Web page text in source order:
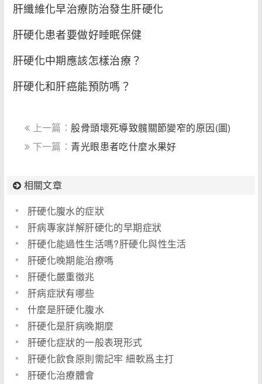
肝纖維化早治療防治發生肝硬化
肝硬化患者要做好睡眠保健
肝硬化中期應該怎樣治療？
肝硬化和肝癌能預防嗎？
上一篇： 股骨頭壞死導致髖關節變窄的原因(圖)
下一篇： 青光眼患者吃什麼水果好
相關文章
肝硬化腹水的症狀
肝病專家詳解肝硬化的早期症狀
肝硬化能過性生活嗎?肝硬化與性生活
肝硬化晚期能治療嗎
肝硬化嚴重徵兆
肝病症狀有哪些
什麼是肝硬化腹水
肝硬化是肝病晚期麼
肝硬化症狀的一般表現形式
肝硬化飲食原則需記牢 細軟爲主打
肝硬化治療體會